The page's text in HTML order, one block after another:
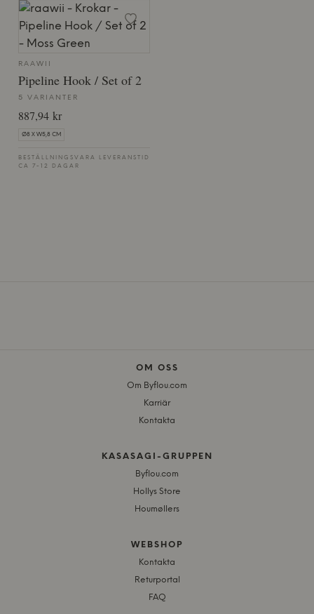
RAAWII
Pipeline Hook / Set of 2
5 VARIANTER
887,94 kr
Ø8 X W5,8 CM
BESTÄLLNINGSVARA LEVERANSTID
CA 7-12 DAGAR
OM OSS
Om Byflou.com
Karriär
Kontakta
KASASAGI-GRUPPEN
Byflou.com
Hollys Store
Houmøllers
WEBSHOP
Kontakta
Returportal
FAQ